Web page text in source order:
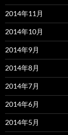
2014年11月
2014年10月
2014年9月
2014年8月
2014年7月
2014年6月
2014年5月